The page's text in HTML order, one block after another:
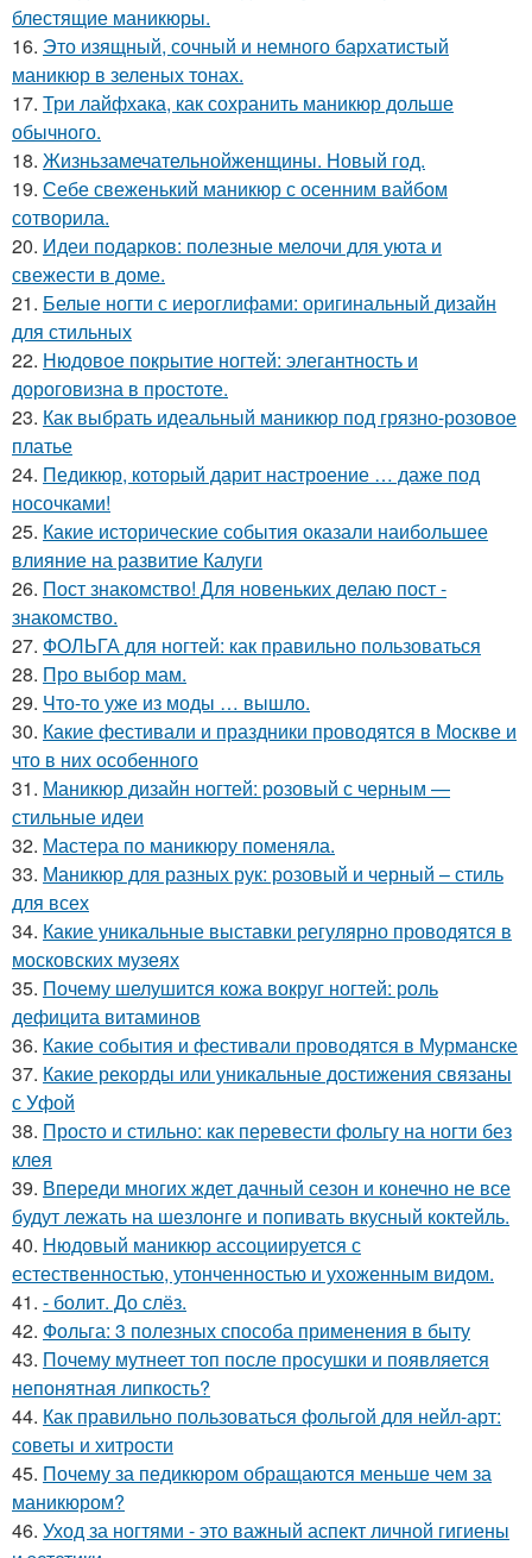
блестящие маникюры.
16. Это изящный, сочный и немного бархатистый
маникюр в зеленых тонах.
17. Три лайфхака, как сохранить маникюр дольше
обычного.
18. Жизньзамечательнойженщины. Новый год.
19. Себе свеженький маникюр с осенним вайбом
сотворила.
20. Идеи подарков: полезные мелочи для уюта и
свежести в доме.
21. Белые ногти с иероглифами: оригинальный дизайн
для стильных
22. Нюдовое покрытие ногтей: элегантность и
дороговизна в простоте.
23. Как выбрать идеальный маникюр под грязно-розовое
платье
24. Педикюр, который дарит настроение … даже под
носочками!
25. Какие исторические события оказали наибольшее
влияние на развитие Калуги
26. Пост знакомство! Для новеньких делаю пост -
знакомство.
27. ФОЛЬГА для ногтей: как правильно пользоваться
28. Про выбор мам.
29. Что-то уже из моды … вышло.
30. Какие фестивали и праздники проводятся в Москве и
что в них особенного
31. Маникюр дизайн ногтей: розовый с черным —
стильные идеи
32. Мастера по маникюру поменяла.
33. Маникюр для разных рук: розовый и черный – стиль
для всех
34. Какие уникальные выставки регулярно проводятся в
московских музеях
35. Почему шелушится кожа вокруг ногтей: роль
дефицита витаминов
36. Какие события и фестивали проводятся в Мурманске
37. Какие рекорды или уникальные достижения связаны
с Уфой
38. Просто и стильно: как перевести фольгу на ногти без
клея
39. Впереди многих ждет дачный сезон и конечно не все
будут лежать на шезлонге и попивать вкусный коктейль.
40. Нюдовый маникюр ассоциируется с
естественностью, утонченностью и ухоженным видом.
41. - болит. До слёз.
42. Фольга: 3 полезных способа применения в быту
43. Почему мутнеет топ после просушки и появляется
непонятная липкость?
44. Как правильно пользоваться фольгой для нейл-арт:
советы и хитрости
45. Почему за педикюром обращаются меньше чем за
маникюром?
46. Уход за ногтями - это важный аспект личной гигиены